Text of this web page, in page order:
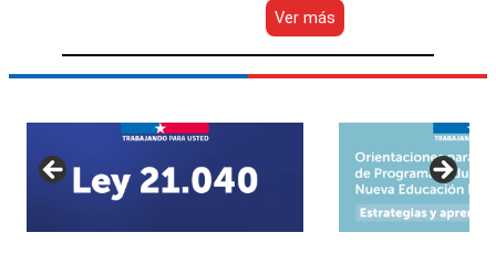
Ver más
Gira
de
Estudio
participa
este
programa